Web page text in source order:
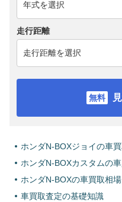
走行距離
ホンダN-BOXジョイの車
ホンダN-BOXカスタムの
ホンダN-BOXの車買取相
車買取査定の基礎知識